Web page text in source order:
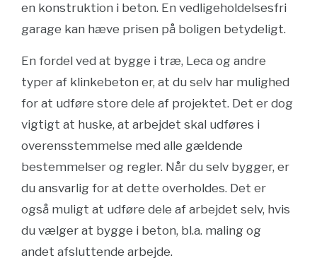
en konstruktion i beton. En vedligeholdelsesfri
garage kan hæve prisen på boligen betydeligt.
En fordel ved at bygge i træ, Leca og andre
typer af klinkebeton er, at du selv har mulighed
for at udføre store dele af projektet. Det er dog
vigtigt at huske, at arbejdet skal udføres i
overensstemmelse med alle gældende
bestemmelser og regler. Når du selv bygger, er
du ansvarlig for at dette overholdes. Det er
også muligt at udføre dele af arbejdet selv, hvis
du vælger at bygge i beton, bl.a. maling og
andet afsluttende arbejde.